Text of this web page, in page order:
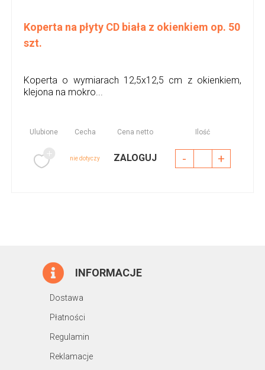
Koperta na płyty CD biała z okienkiem op. 50
szt.
Koperta o wymiarach 12,5x12,5 cm z okienkiem,
klejona na mokro...
Ulubione Cecha Cena netto Ilość
nie dotyczy ZALOGUJ - +
INFORMACJE
Dostawa
Płatności
Regulamin
Reklamacje